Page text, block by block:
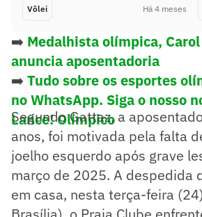
Vôlei Há 4 meses
➡️ Medalhista olímpica,
anuncia aposentadoria
➡️ Tudo sobre os esportes
no WhatsApp. Siga o nosso
Lance! Olímpico
Segundo Gattaz, a
anos, foi motivada pela falta
joelho esquerdo após grave
março de 2025. A despedida
em casa, nesta terça-feira